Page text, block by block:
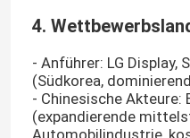
4.
- Anführer: LG Display,
(Südkorea,
- Chinesische Akteure:
(expandierende
Automobilindustrie,